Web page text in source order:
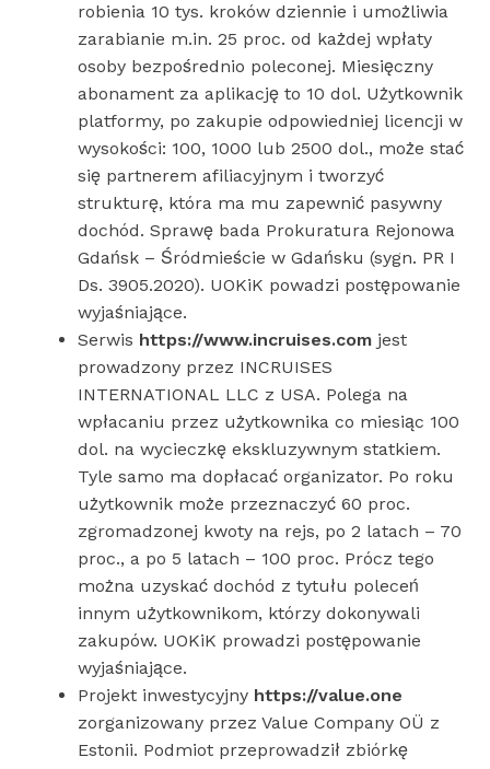
robienia 10 tys. kroków dziennie i umożliwia
zarabianie m.in. 25 proc. od każdej wpłaty
osoby bezpośrednio poleconej. Miesięczny
abonament za aplikację to 10 dol. Użytkownik
platformy, po zakupie odpowiedniej licencji w
wysokości: 100, 1000 lub 2500 dol., może stać
się partnerem afiliacyjnym i tworzyć
strukturę, która ma mu zapewnić pasywny
dochód. Sprawę bada Prokuratura Rejonowa
Gdańsk – Śródmieście w Gdańsku (sygn. PR I
Ds. 3905.2020). UOKiK powadzi postępowanie
wyjaśniające.
Serwis https://www.incruises.comjest
prowadzony przez INCRUISES
INTERNATIONAL LLC z USA. Polega na
wpłacaniu przez użytkownika co miesiąc 100
dol. na wycieczkę ekskluzywnym statkiem.
Tyle samo ma dopłacać organizator. Po roku
użytkownik może przeznaczyć 60 proc.
zgromadzonej kwoty na rejs, po 2 latach – 70
proc., a po 5 latach – 100 proc. Prócz tego
można uzyskać dochód z tytułu poleceń
innym użytkownikom, którzy dokonywali
zakupów. UOKiK prowadzi postępowanie
wyjaśniające.
Projekt inwestycyjny https://value.one
zorganizowany przez Value Company OÜ z
Estonii. Podmiot przeprowadził zbiórkę